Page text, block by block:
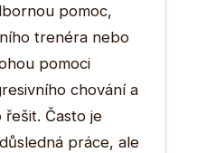
pomoc,
trenéra nebo
pomoci
chování a
Často je
práce, ale